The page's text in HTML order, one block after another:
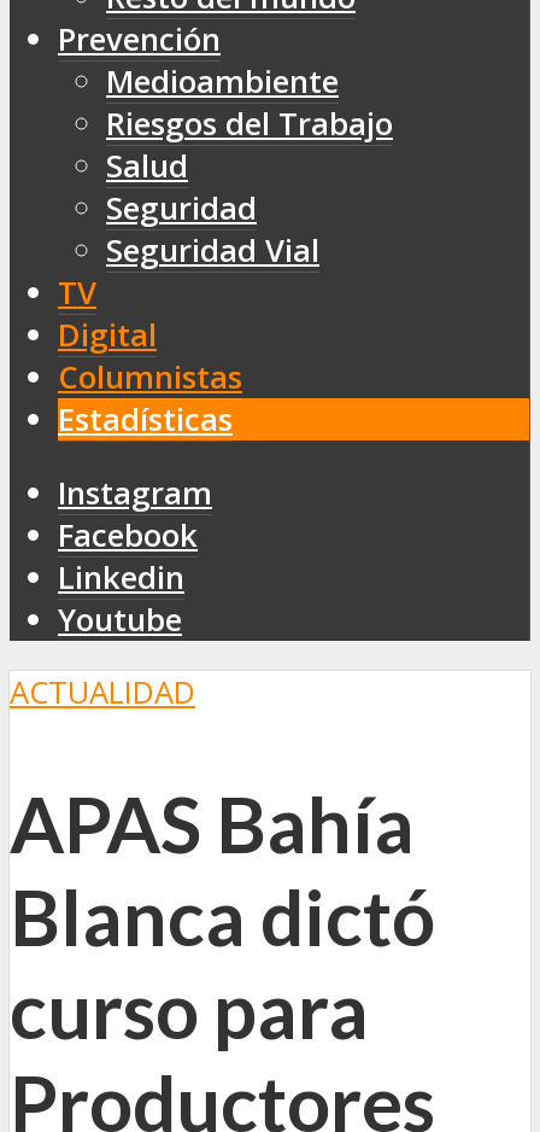
Prevención
Medioambiente
Riesgos del Trabajo
Salud
Seguridad
Seguridad Vial
TV
Digital
Columnistas
Estadísticas
Instagram
Facebook
Linkedin
Youtube
ACTUALIDAD
APAS Bahía
Blanca dictó
curso para
Productores